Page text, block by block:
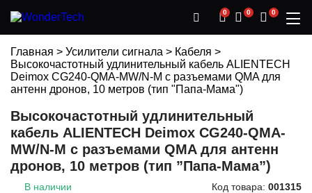
0 0 0
Главная > Усилители сигнала > Кабеля >
Высокочастотный удлинительный кабель ALIENTECH
Deimox CG240-QMA-MW/N-M с разъемами QMA для
антенн дронов, 10 метров (тип "Папа-Мама")
Высокочастотный удлинительный
кабель ALIENTECH Deimox CG240-QMA-
MW/N-M с разъемами QMA для антенн
дронов, 10 метров (тип ”Папа-Мама”)
В наличии Код товара: 001315